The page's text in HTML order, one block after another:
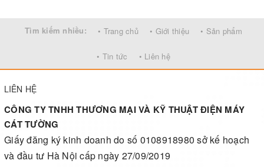
Tìm kiếm nhiều: • Trang chủ • Giới thiệu • Sản phẩm
• Tin tức • Liên hệ
LIÊN HỆ
CÔNG TY TNHH THƯƠNG MẠI VÀ KỸ THUẬT ĐIỆN MÁY
CÁT TƯỜNG
Giấy đăng ký kinh doanh do số 0108918980 sở kế hoạch
và đầu tư Hà Nội cấp ngày 27/09/2019